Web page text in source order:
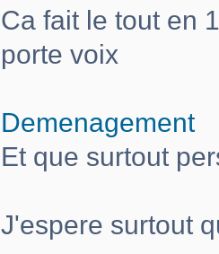
Ca fait le tout en
porte voix
Demenagement
Et que surtout
J'espere surtout